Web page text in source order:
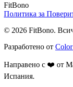
FitBono
Политика за
© 2026 FitBono.
Разработено от
Направено с ❤️ от
Испания.